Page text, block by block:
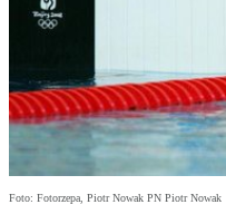
Foto: Fotorzepa, Piotr Nowak PN Piotr Nowak